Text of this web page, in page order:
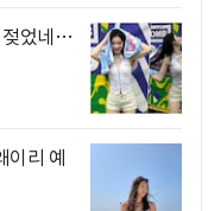
젖었네…
이리 예